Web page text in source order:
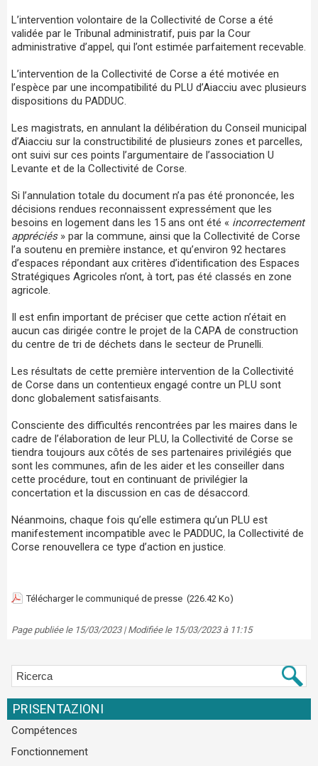
L’intervention volontaire de la Collectivité de Corse a été
validée par le Tribunal administratif, puis par la Cour
administrative d’appel, qui l’ont estimée parfaitement recevable.
L’intervention de la Collectivité de Corse a été motivée en
l’espèce par une incompatibilité du PLU d’Aiacciu avec plusieurs
dispositions du PADDUC.
Les magistrats, en annulant la délibération du Conseil municipal
d’Aiacciu sur la constructibilité de plusieurs zones et parcelles,
ont suivi sur ces points l’argumentaire de l’association U
Levante et de la Collectivité de Corse.
Si l’annulation totale du document n’a pas été prononcée, les
décisions rendues reconnaissent expressément que les
besoins en logement dans les 15 ans ont été « incorrectement
appréciés» par la commune, ainsi que la Collectivité de Corse
l’a soutenu en première instance, et qu’environ 92 hectares
d’espaces répondant aux critères d’identification des Espaces
Stratégiques Agricoles n’ont, à tort, pas été classés en zone
agricole.
Il est enfin important de préciser que cette action n’était en
aucun cas dirigée contre le projet de la CAPA de construction
du centre de tri de déchets dans le secteur de Prunelli.
Les résultats de cette première intervention de la Collectivité
de Corse dans un contentieux engagé contre un PLU sont
donc globalement satisfaisants.
Consciente des difficultés rencontrées par les maires dans le
cadre de l’élaboration de leur PLU, la Collectivité de Corse se
tiendra toujours aux côtés de ses partenaires privilégiés que
sont les communes, afin de les aider et les conseiller dans
cette procédure, tout en continuant de privilégier la
concertation et la discussion en cas de désaccord.
Néanmoins, chaque fois qu’elle estimera qu’un PLU est
manifestement incompatible avec le PADDUC, la Collectivité de
Corse renouvellera ce type d’action en justice.
Télécharger le communiqué de presse (226.42 Ko)
Page publiée le 15/03/2023 | Modifiée le 15/03/2023 à 11:15
PRISENTAZIONI
Compétences
Fonctionnement